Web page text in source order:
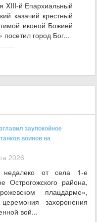
XIII-й Епархиальный
казачий крестный
иконой Божией
город Бог...
заупокойное
воинов на
2026
недалеко от села 1-е
Острогожского района,
плацдарме»,
захоронения
вой...